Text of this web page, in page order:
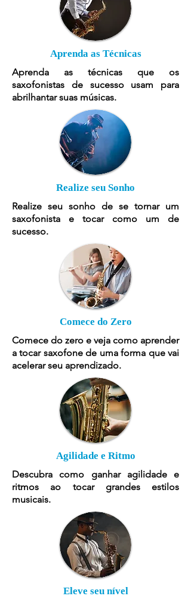
Aprenda as Técnicas
Aprenda as técnicas que os
saxofonistas de sucesso usam para
abrilhantar suas músicas.
Realize seu Sonho
Realize seu sonho de se tornar um
saxofonista e tocar como um de
sucesso.
Comece do Zero
Comece do zero e veja como aprender
a tocar saxofone de uma forma que vai
acelerar seu aprendizado.
Agilidade e Ritmo
Descubra como ganhar agilidade e
ritmos ao tocar grandes estilos
musicais.
Eleve seu nível